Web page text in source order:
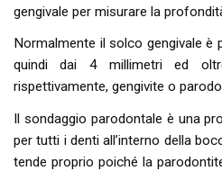
gengivale per misurare la
Normalmente il solco gengivale
quindi dai 4 millimetri ed
rispettivamente, gengivite o
Il sondaggio parodontale è una
per tutti i denti all’interno della
tende proprio poiché la